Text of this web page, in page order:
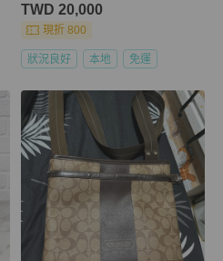
TWD 20,000
現折 800
狀況良好 本地 免運